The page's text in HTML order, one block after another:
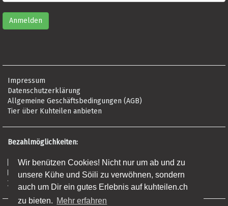
Wir benützen Cookies! Nicht nur um ab und zu
unsere Kühe und Söili zu verwöhnen, sondern
auch um Dir ein gutes Erlebnis auf kuhteilen.ch
zu bieten. Mehr erfahren
Impressum
Datenschutzerklärung
Allgemeine Geschäftsbedingungen (AGB)
Tier über Kuhteilen anbieten
Bezahlmöglichkeiten:
Risikofrei per Rechnung
Kreditkarte (Visa, Mastercard, Amex)
Banküberweisung (Frist: 5 Tage)